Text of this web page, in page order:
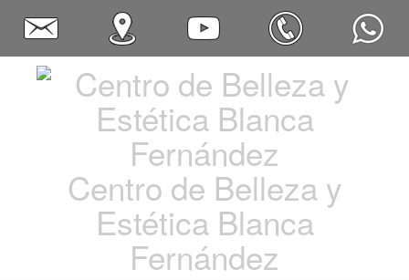
Centro de Belleza y
Estética Blanca
Fernández